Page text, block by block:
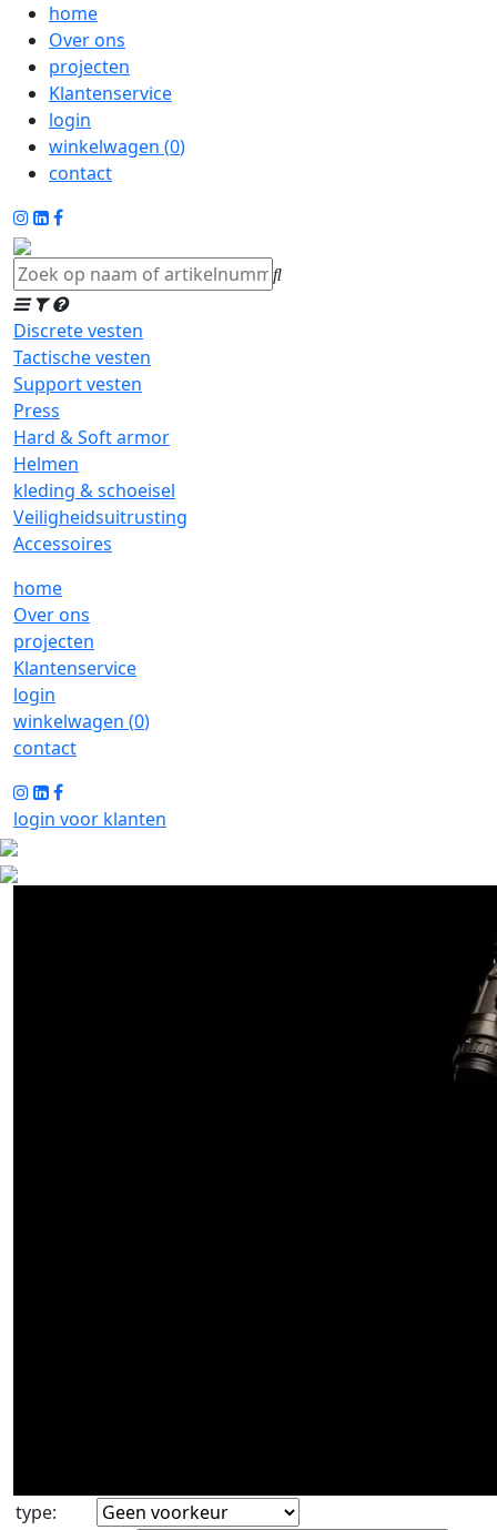
home
Over ons
projecten
Klantenservice
login
winkelwagen (0)
contact
Discrete vesten
Tactische vesten
Support vesten
Press
Hard & Soft armor
Helmen
kleding & schoeisel
Veiligheidsuitrusting
Accessoires
home
Over ons
projecten
Klantenservice
login
winkelwagen (0)
contact
login voor klanten
type: